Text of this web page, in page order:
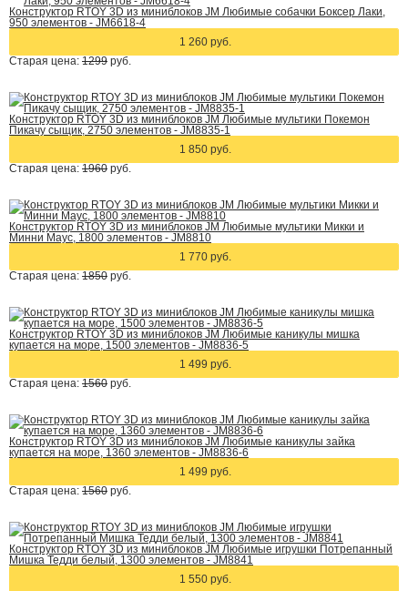
Конструктор RTOY 3D из миниблоков JM Любимые собачки Боксер Лаки,
950 элементов - JM6618-4
1 260 руб.
Старая цена: 1299 руб.
Конструктор RTOY 3D из миниблоков JM Любимые мультики Покемон
Пикачу сыщик, 2750 элементов - JM8835-1
1 850 руб.
Старая цена: 1960 руб.
Конструктор RTOY 3D из миниблоков JM Любимые мультики Микки и
Минни Маус, 1800 элементов - JM8810
1 770 руб.
Старая цена: 1850 руб.
Конструктор RTOY 3D из миниблоков JM Любимые каникулы мишка
купается на море, 1500 элементов - JM8836-5
1 499 руб.
Старая цена: 1560 руб.
Конструктор RTOY 3D из миниблоков JM Любимые каникулы зайка
купается на море, 1360 элементов - JM8836-6
1 499 руб.
Старая цена: 1560 руб.
Конструктор RTOY 3D из миниблоков JM Любимые игрушки Потрепанный
Мишка Тедди белый, 1300 элементов - JM8841
1 550 руб.